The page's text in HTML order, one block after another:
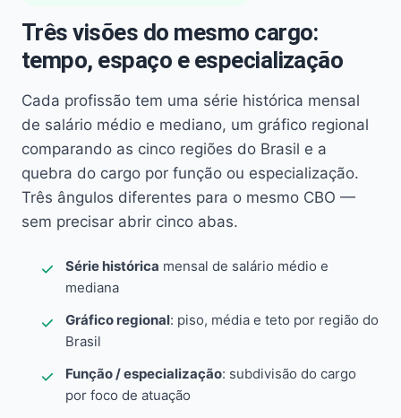
Três visões do mesmo cargo:
tempo, espaço e especialização
Cada profissão tem uma série histórica mensal
de salário médio e mediano, um gráfico regional
comparando as cinco regiões do Brasil e a
quebra do cargo por função ou especialização.
Três ângulos diferentes para o mesmo CBO —
sem precisar abrir cinco abas.
Série histórica mensal de salário médio e
mediana
Gráfico regional: piso, média e teto por região do
Brasil
Função / especialização: subdivisão do cargo
por foco de atuação